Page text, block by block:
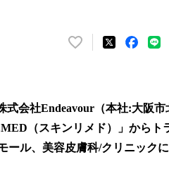
い
数
を
み
会社Endeavour（本社:大阪市
（スキンリメド）」からト
ール、美容皮膚科/クリニック